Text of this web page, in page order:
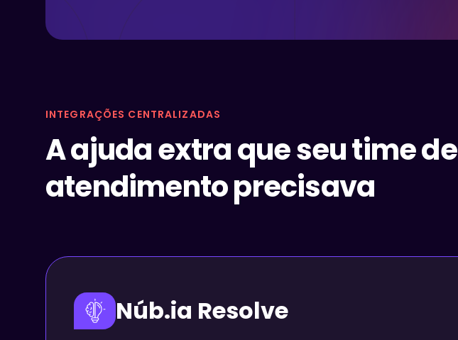
INTEGRAÇÕES CENTRALIZADAS
A ajuda extra que seu time de
atendimento precisava
Núb.ia Resolve